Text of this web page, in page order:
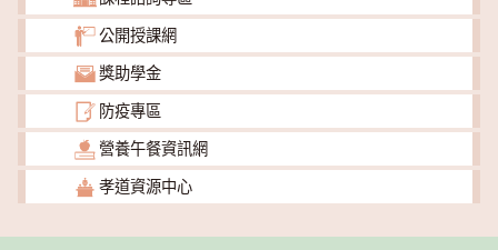
公開授課網
獎助學金
防疫專區
營養午餐資訊網
孝道資源中心